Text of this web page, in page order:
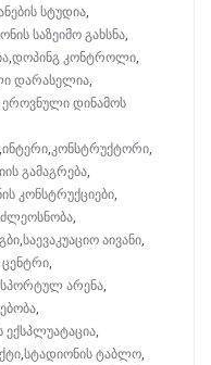
სტუდია,
საზეიმო გახსნა,
,დოპინგ კონტროლი,
დარასელია,
ეროვნული დინამოს
,ინტერი,კონსტრუქტორი,
გამაგრება,
კონსტრუქციები,
,
,საევაკუაციო აივანი,
ცენტრი,
სპორტულ არენა,
,
ექსპლუატაცია,
,სტადიონის ტაბლო,